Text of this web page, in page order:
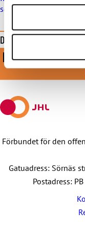
senareläggs, också
Dela denna sida
KOM MED I
Förbundet för den
Gatuadress: Sörnäs
Postadress: